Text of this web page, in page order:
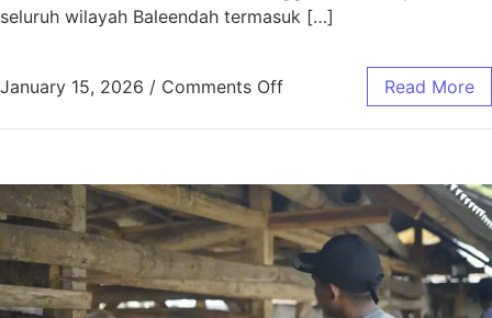
seluruh wilayah Baleendah termasuk […]
January 15, 2026 / Comments Off Read More